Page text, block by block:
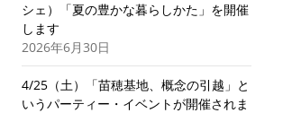
シェ）「夏の豊かな暮らしかた」を開催
します
2026年6月30日
4/25（土）「苗穂基地、概念の引越」と
いうパーティー・イベントが開催されま